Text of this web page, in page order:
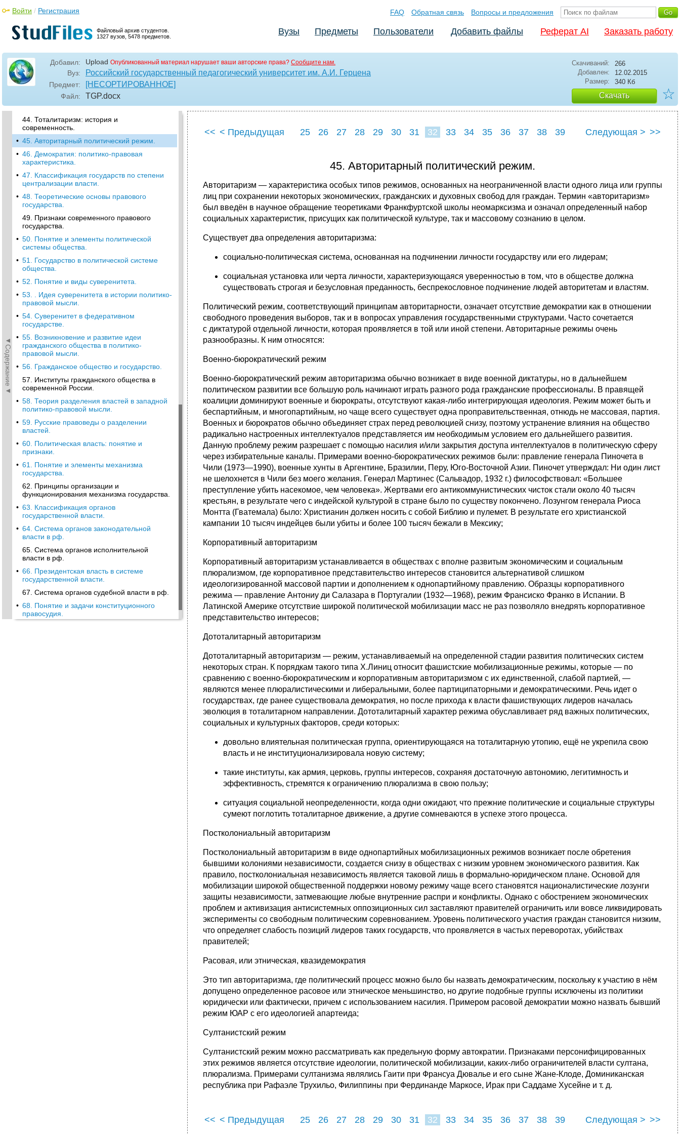
Файловый архив студентов.
1327 вузов, 5478 предметов.
Войти / Регистрация FAQ Обратная связь Вопросы и предложения
Вузы Предметы Пользователи Добавить файлы Реферат AI Заказать работу
Добавил: Upload Опубликованный материал нарушает ваши авторские права? Сообщите нам.
Вуз: Российский государственный педагогический университет им. А.И. Герцена
Предмет: [НЕСОРТИРОВАННОЕ]
Файл: TGP.docx
Скачиваний:
266
Добавлен:
12.02.2015
Размер:
340 Кб
Скачать ☆
◄Содержание◄
• 38. Формы государственного устройства.
• 39. Основные характеристики унитарного
государства.
признаки.
41. Типы федераций в современном мире.
• 42. Конфедерация как форма
государственного устройства.
43. Типология политических режимов.
44. Тоталитаризм: история и
современность.
• 45. Авторитарный политический режим.
• 46. Демократия: политико-правовая
характеристика.
• 47. Классификация государств по степени
централизации власти.
• 48. Теоретические основы правового
государства.
49. Признаки современного правового
государства.
• 50. Понятие и элементы политической
системы общества.
• 51. Государство в политической системе
общества.
• 52. Понятие и виды суверенитета.
• 53. . Идея суверенитета в истории политико-
правовой мысли.
• 54. Суверенитет в федеративном
государстве.
• 55. Возникновение и развитие идеи
гражданского общества в политико-
правовой мысли.
• 56. Гражданское общество и государство.
57. Институты гражданского общества в
современной России.
• 58. Теория разделения властей в западной
политико-правовой мысли.
• 59. Русские правоведы о разделении
властей.
• 60. Политическая власть: понятие и
признаки.
• 61. Понятие и элементы механизма
государства.
62. Принципы организации и
функционирования механизма государства.
• 63. Классификация органов
государственной власти.
• 64. Система органов законодательной
власти в рф.
65. Система органов исполнительной
власти в рф.
• 66. Президентская власть в системе
государственной власти.
67. Система органов судебной власти в рф.
• 68. Понятие и задачи конституционного
правосудия.
<< < Предыдущая 25 26 27 28 29 30 31 32 33 34 35 36 37 38
39
Следующая > >>
45. Авторитарный политический режим.
Авторитаризм — характеристика особых типов режимов, основанных на неограниченной власти одного лица или группы
лиц при сохранении некоторых экономических, гражданских и духовных свобод для граждан. Термин «авторитаризм»
был введён в научное обращение теоретиками Франкфуртской школы неомарксизма и означал определенный набор
социальных характеристик, присущих как политической культуре, так и массовому сознанию в целом.
Существует два определения авторитаризма:
социально-политическая система, основанная на подчинении личности государству или его лидерам;
социальная установка или черта личности, характеризующаяся уверенностью в том, что в обществе должна
существовать строгая и безусловная преданность, беспрекословное подчинение людей авторитетам и властям.
Политический режим, соответствующий принципам авторитарности, означает отсутствие демократии как в отношении
свободного проведения выборов, так и в вопросах управления государственными структурами. Часто сочетается
с диктатурой отдельной личности, которая проявляется в той или иной степени. Авторитарные режимы очень
разнообразны. К ним относятся:
Военно-бюрократический режим
Военно-бюрократический режим авторитаризма обычно возникает в виде военной диктатуры, но в дальнейшем
политическом развитии все большую роль начинают играть разного рода гражданские профессионалы. В правящей
коалиции доминируют военные и бюрократы, отсутствуют какая-либо интегрирующая идеология. Режим может быть и
беспартийным, и многопартийным, но чаще всего существует одна проправительственная, отнюдь не массовая, партия.
Военных и бюрократов обычно объединяет страх перед революцией снизу, поэтому устранение влияния на общество
радикально настроенных интеллектуалов представляется им необходимым условием его дальнейшего развития.
Данную проблему режим разрешает с помощью насилия и/или закрытия доступа интеллектуалов в политическую сферу
через избирательные каналы. Примерами военно-бюрократических режимов были: правление генерала Пиночета в
Чили (1973—1990), военные хунты в Аргентине, Бразилии, Перу, Юго-Восточной Азии. Пиночет утверждал: Ни один лист
не шелохнется в Чили без моего желания. Генерал Мартинес (Сальвадор, 1932 г.) философствовал: «Большее
преступление убить насекомое, чем человека». Жертвами его антикоммунистических чисток стали около 40 тысяч
крестьян, в результате чего с индейской культурой в стране было по существу покончено. Лозунгом генерала Риоса
Монтта (Гватемала) было: Христианин должен носить с собой Библию и пулемет. В результате его христианской
кампании 10 тысяч индейцев были убиты и более 100 тысяч бежали в Мексику;
Корпоративный авторитаризм
Корпоративный авторитаризм устанавливается в обществах с вполне развитым экономическим и социальным
плюрализмом, где корпоративное представительство интересов становится альтернативой слишком
идеологизированной массовой партии и дополнением к однопартийному правлению. Образцы корпоративного
режима — правление Антониу ди Салазара в Португалии (1932—1968), режим Франсиско Франко в Испании. В
Латинской Америке отсутствие широкой политической мобилизации масс не раз позволяло внедрять корпоративное
представительство интересов;
Дототалитарный авторитаризм
Дототалитарный авторитаризм — режим, устанавливаемый на определенной стадии развития политических систем
некоторых стран. К порядкам такого типа Х.Линиц относит фашистские мобилизационные режимы, которые — по
сравнению с военно-бюрократическим и корпоративным авторитаризмом с их единственной, слабой партией, —
являются менее плюралистическими и либеральными, более партиципаторными и демократическими. Речь идет о
государствах, где ранее существовала демократия, но после прихода к власти фашиствующих лидеров началась
эволюция в тоталитарном направлении. Дототалитарный характер режима обуславливает ряд важных политических,
социальных и культурных факторов, среди которых:
довольно влиятельная политическая группа, ориентирующаяся на тоталитарную утопию, ещё не укрепила свою
власть и не институционализировала новую систему;
такие институты, как армия, церковь, группы интересов, сохраняя достаточную автономию, легитимность и
эффективность, стремятся к ограничению плюрализма в свою пользу;
ситуация социальной неопределенности, когда одни ожидают, что прежние политические и социальные структуры
сумеют поглотить тоталитарное движение, а другие сомневаются в успехе этого процесса.
Постколониальный авторитаризм
Постколониальный авторитаризм в виде однопартийных мобилизационных режимов возникает после обретения
бывшими колониями независимости, создается снизу в обществах с низким уровнем экономического развития. Как
правило, постколониальная независимость является таковой лишь в формально-юридическом плане. Основой для
мобилизации широкой общественной поддержки новому режиму чаще всего становятся националистические лозунги
защиты независимости, затмевающие любые внутренние распри и конфликты. Однако с обострением экономических
проблем и активизация антисистемных оппозиционных сил заставляют правителей ограничить или вовсе ликвидировать
эксперименты со свободным политическим соревнованием. Уровень политического участия граждан становится низким,
что определяет слабость позиций лидеров таких государств, что проявляется в частых переворотах, убийствах
правителей;
Расовая, или этническая, квазидемократия
Это тип авторитаризма, где политический процесс можно было бы назвать демократическим, поскольку к участию в нём
допущено определенное расовое или этническое меньшинство, но другие подобные группы исключены из политики
юридически или фактически, причем с использованием насилия. Примером расовой демократии можно назвать бывший
режим ЮАР с его идеологией апартеида;
Султанистский режим
Султанистский режим можно рассматривать как предельную форму автократии. Признаками персонифицированных
этих режимов является отсутствие идеологии, политической мобилизации, каких-либо ограничителей власти султана,
плюрализма. Примерами султанизма являлись Гаити при Франсуа Дювалье и его сыне Жане-Клоде, Доминиканская
республика при Рафаэле Трухильо, Филиппины при Фердинанде Маркосе, Ирак при Саддаме Хусейне и т. д.
<< < Предыдущая 25 26 27 28 29 30 31 32 33 34 35 36 37 38
39
Следующая > >>